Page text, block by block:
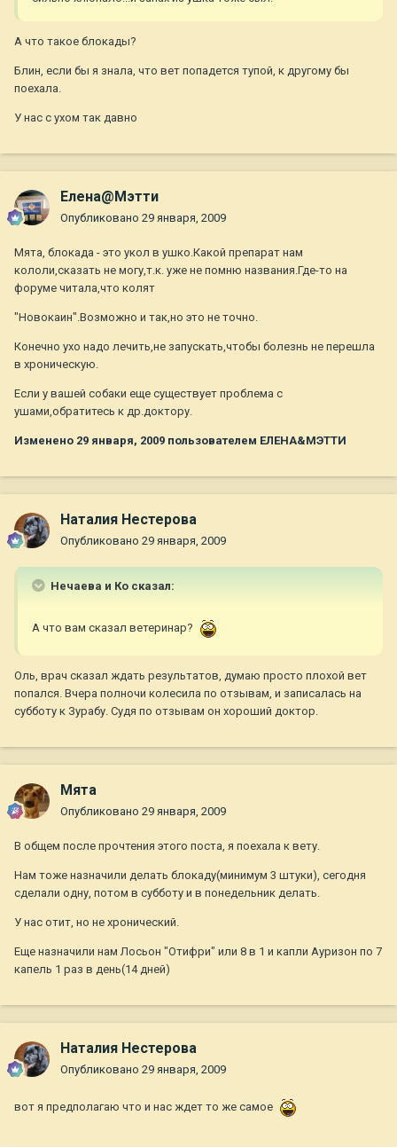
А что такое блокады?
Блин, если бы я знала, что вет попадется тупой, к другому бы
поехала.
У нас с ухом так давно
Елена@Мэтти
Опубликовано 29 января, 2009
Мята, блокада - это укол в ушко.Какой препарат нам
кололи,сказать не могу,т.к. уже не помню названия.Где-то на
форуме читала,что колят
"Новокаин".Возможно и так,но это не точно.
Конечно ухо надо лечить,не запускать,чтобы болезнь не перешла
в хроническую.
Если у вашей собаки еще существует проблема с
ушами,обратитесь к др.доктору.
Изменено 29 января, 2009 пользователем ЕЛЕНА&МЭТТИ
Наталия Нестерова
Опубликовано 29 января, 2009
Нечаева и Ко сказал:
А что вам сказал ветеринар?
Оль, врач сказал ждать результатов, думаю просто плохой вет
попался. Вчера полночи колесила по отзывам, и записалась на
субботу к Зурабу. Судя по отзывам он хороший доктор.
Мята
Опубликовано 29 января, 2009
В общем после прочтения этого поста, я поехала к вету.
Нам тоже назначили делать блокаду(минимум 3 штуки), сегодня
сделали одну, потом в субботу и в понедельник делать.
У нас отит, но не хронический.
Еще назначили нам Лосьон "Отифри" или 8 в 1 и капли Ауризон по 7
капель 1 раз в день(14 дней)
Наталия Нестерова
Опубликовано 29 января, 2009
вот я предполагаю что и нас ждет то же самое